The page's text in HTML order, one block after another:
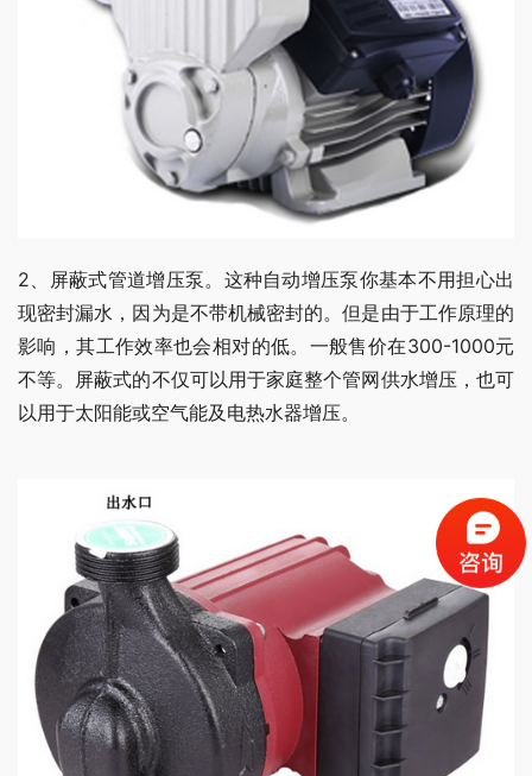
2、屏蔽式管道增压泵。这种自动增压泵你基本不用担心出
现密封漏水，因为是不带机械密封的。但是由于工作原理的
影响，其工作效率也会相对的低。一般售价在300-1000元
不等。屏蔽式的不仅可以用于家庭整个管网供水增压，也可
以用于太阳能或空气能及电热水器增压。